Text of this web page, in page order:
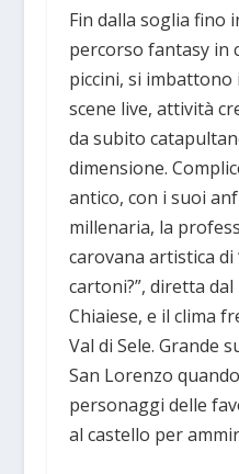
Fin dalla soglia fino
percorso fantasy in
piccini, si
scene live, attività
da subito
dimensione.
antico, con i suoi
millenaria, la
carovana artistica di
cartoni?”, diretta
Chiaiese, e il clima
Val di Sele. Grande
San Lorenzo
personaggi delle
al castello per